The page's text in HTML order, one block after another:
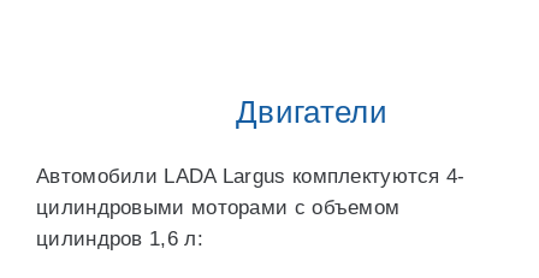
Двигатели
Автомобили LADA Largus комплектуются 4-
цилиндровыми моторами с объемом
цилиндров 1,6 л: